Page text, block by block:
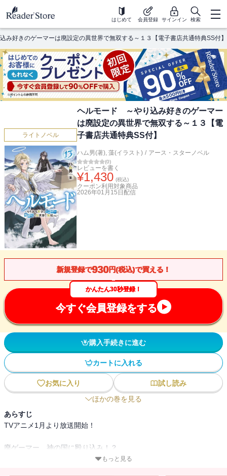
はじめて 会員登録 サインイン 検索
好きのゲーマーは廃設定の異世界で無双する～１３【電子書店共通特典SS付】
ライトノベル
ヘルモード ～やり込み好きのゲーマー
は廃設定の異世界で無双する～１３【電
子書店共通特典SS付】
ハム男(著), 藻(イラスト) / アース・スターノベル
(0)
レビューを書く
¥1,430 (税込)
クーポン利用対象商品
2026年01月15日 配信
新規登録で930円(税込)で買える！
かんたん30秒登録！
今すぐ会員登録をする
購入手続きに進む
カートに入れる
お気に入り
試し読み
ほかの巻を見る
あらすじ
TVアニメ1月より放送開始！
廃ゲーマー、神の国に殴り込み！？
もっと見る